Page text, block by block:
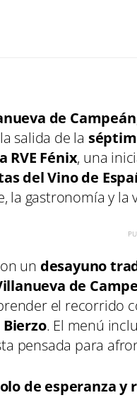
de Campeán
salida de la
Fénix, una
del Vino de
la gastronomía y la
un desayuno
de
el recorrido
. El menú
pensada para
de esperanza y